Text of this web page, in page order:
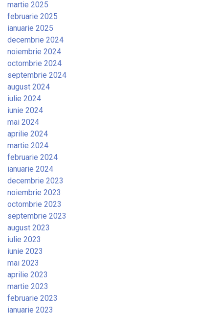
martie 2025
februarie 2025
ianuarie 2025
decembrie 2024
noiembrie 2024
octombrie 2024
septembrie 2024
august 2024
iulie 2024
iunie 2024
mai 2024
aprilie 2024
martie 2024
februarie 2024
ianuarie 2024
decembrie 2023
noiembrie 2023
octombrie 2023
septembrie 2023
august 2023
iulie 2023
iunie 2023
mai 2023
aprilie 2023
martie 2023
februarie 2023
ianuarie 2023